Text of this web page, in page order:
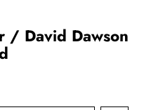
/ David Dawson